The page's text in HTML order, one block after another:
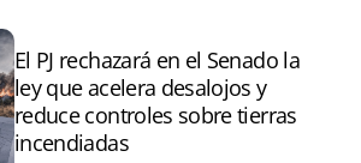
El PJ rechazará en el Senado la
ley que acelera desalojos y
reduce controles sobre tierras
incendiadas